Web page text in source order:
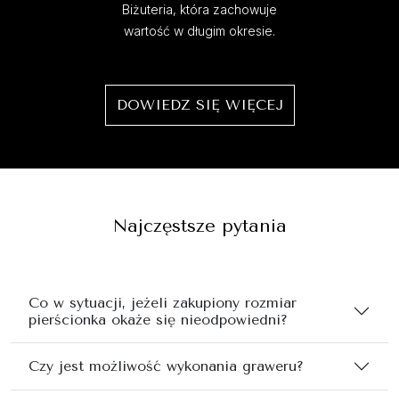
Biżuteria, która zachowuje
wartość w długim okresie.
DOWIEDZ SIĘ WIĘCEJ
Najczęstsze pytania
Co w sytuacji, jeżeli zakupiony rozmiar
pierścionka okaże się nieodpowiedni?
Czy jest możliwość wykonania graweru?